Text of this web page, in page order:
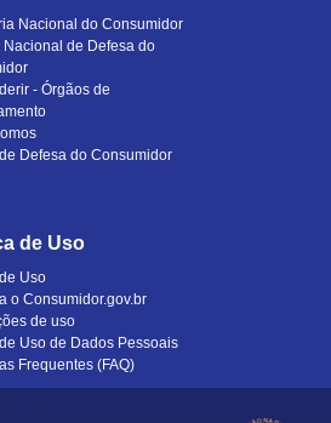
Nacional do Consumidor
Nacional de Defesa do
- Órgãos de
Defesa do Consumidor
de Uso
Uso
o Consumidor.gov.br
de uso
Uso de Dados Pessoais
Frequentes (FAQ)